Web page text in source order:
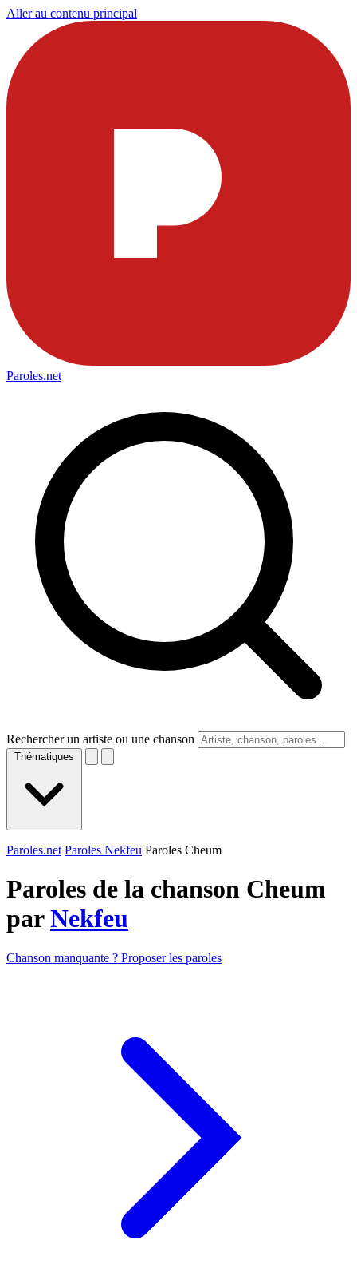
Aller au contenu principal
Paroles.net
Rechercher un artiste ou une chanson
Thématiques
Paroles.net Paroles Nekfeu Paroles Cheum
Paroles de la chanson Cheum
parNekfeu
Chanson manquante ? Proposer les paroles